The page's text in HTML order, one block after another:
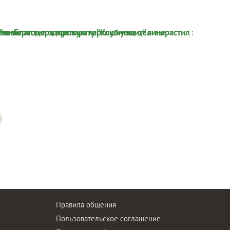
Правила общения
Пользовательское соглашение